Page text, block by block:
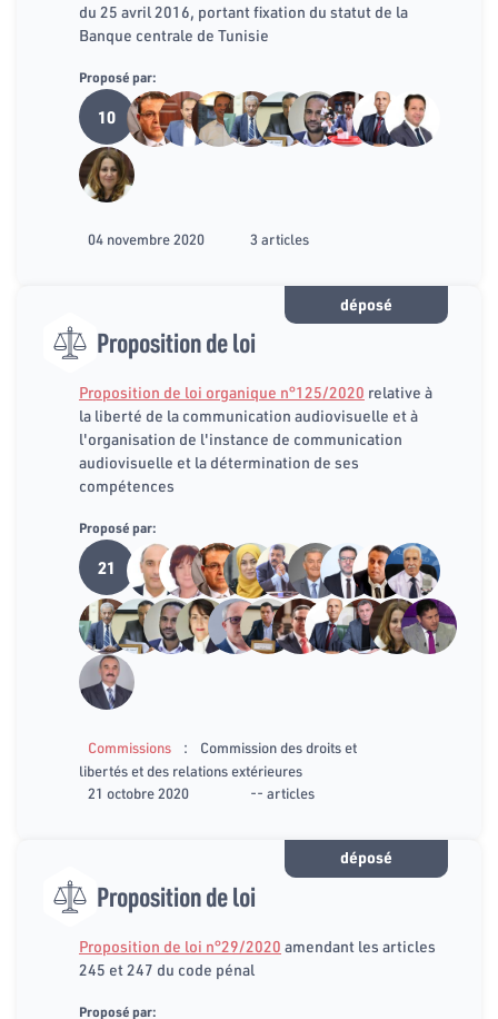
du 25 avril 2016, portant fixation du statut de la
Banque centrale de Tunisie
Proposé par:
10
04 novembre 2020 3 articles
déposé
Proposition de loi
Proposition de loi organique n°125/2020 relative à
la liberté de la communication audiovisuelle et à
l'organisation de l'instance de communication
audiovisuelle et la détermination de ses
compétences
Proposé par:
21
Commissions :
Commission des droits et
libertés et des relations extérieures
21 octobre 2020
-- articles
déposé
Proposition de loi
Proposition de loi n°29/2020 amendant les articles
245 et 247 du code pénal
Proposé par: